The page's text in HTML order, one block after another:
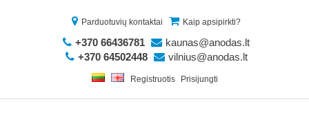
Parduotuvių kontaktai Kaip apsipirkti?
+370 66436781
kaunas@anodas.lt
+370 64502448
vilnius@anodas.lt
Registruotis Prisijungti